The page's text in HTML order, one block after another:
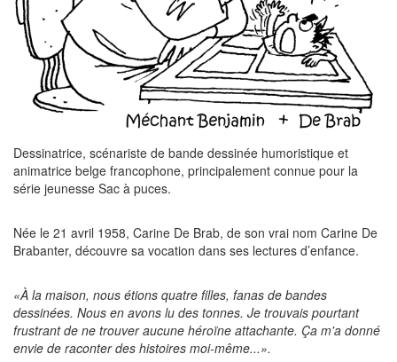
Dessinatrice, scénariste de bande dessinée humoristique et
animatrice belge francophone, principalement connue pour la
série jeunesse Sac à puces.
Née le 21 avril 1958, Carine De Brab, de son vrai nom Carine De
Brabanter, découvre sa vocation dans ses lectures d’enfance.
«À la maison, nous étions quatre filles, fanas de bandes
dessinées. Nous en avons lu des tonnes. Je trouvais pourtant
frustrant de ne trouver aucune héroïne attachante. Ça m'a donné
envie de raconter des histoires moi-même...».